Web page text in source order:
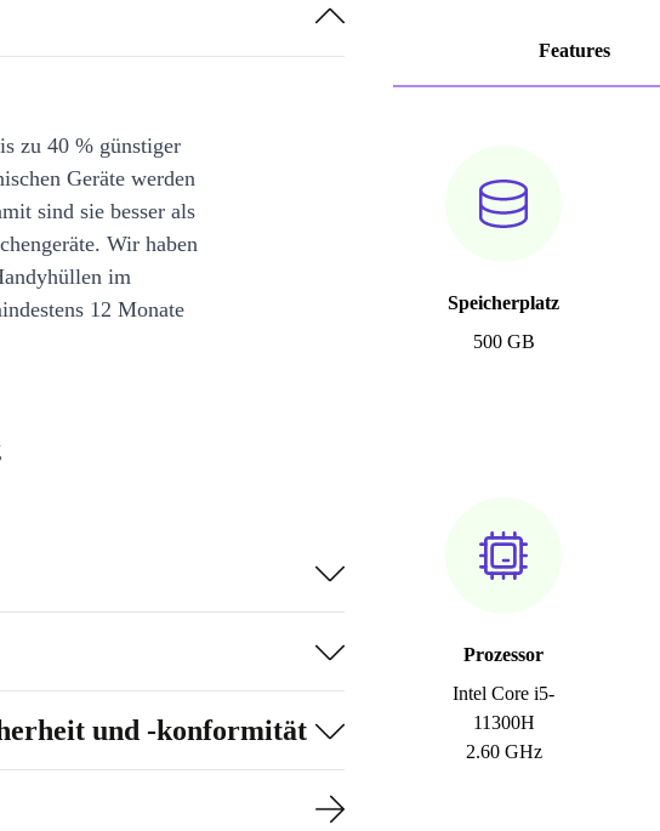
Features
Speicherplatz
500 GB
Prozessor
Intel Core i5-
11300H
2.60 GHz
zu 40 % günstiger
Geräte werden
sind sie besser als
Wir haben
im
12 Monate
und -konformität